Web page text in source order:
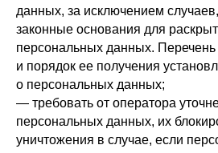
данных, за исключением
законные основания для
персональных данных.
и порядок ее получения
о персональных данных;
— требовать от оператора
персональных данных, их
уничтожения в случае, если